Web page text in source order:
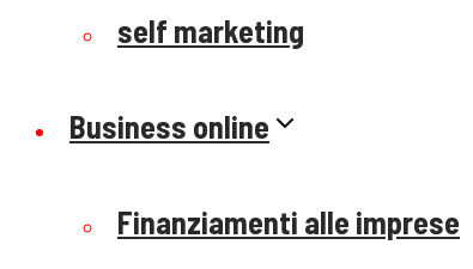
self marketing
Business online
Finanziamenti alle imprese